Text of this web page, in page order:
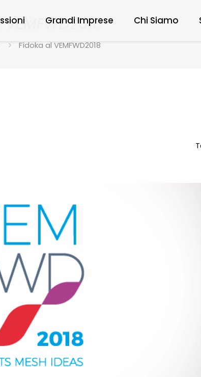
Grandi Imprese Chi Siamo
VEMFWD2018
Fìdoka al VEMFWD2018